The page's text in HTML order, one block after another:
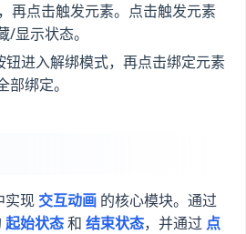
再点击触发元素。点击触发元素
/显示状态。
钮进入解绑模式，再点击绑定元素
绑定。
实现 交互动画 的核心模块。通过
起始状态和 结束状态，并通过 点